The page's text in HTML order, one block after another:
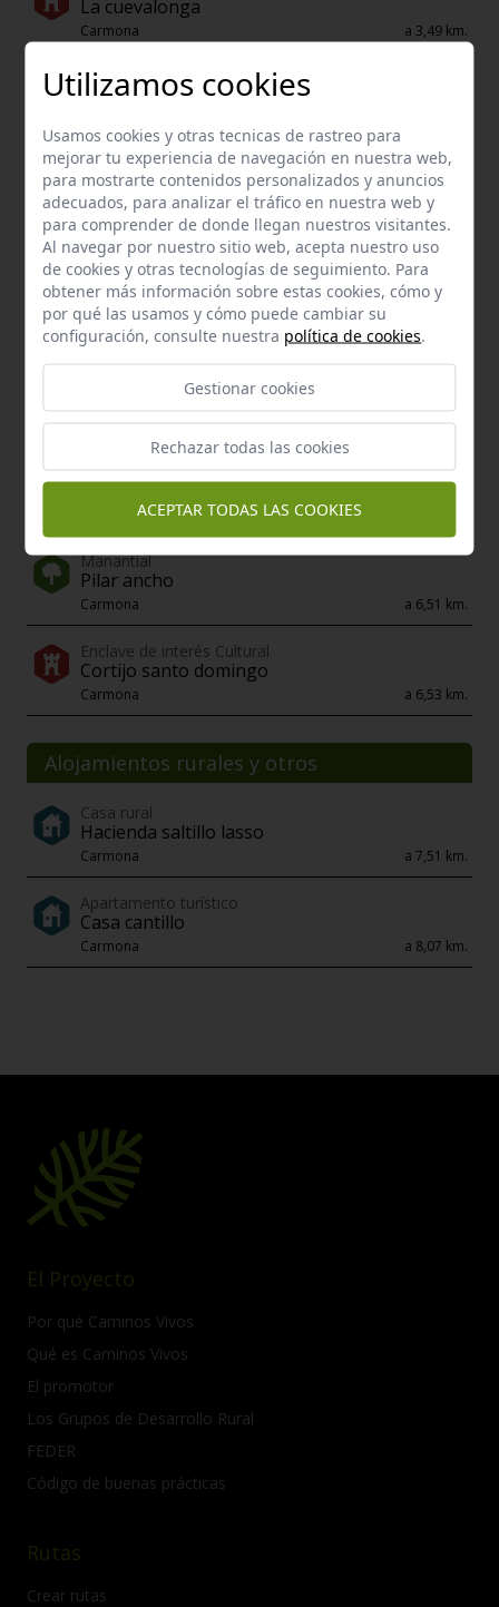
La cuevalonga
Carmona a 3,49 km.
Enclave de interés Cultural
Cortijo las cuarentas
Recursos de Interés natural
Laguna de santo domingo
Carmona a 6,51 km.
Manantial
Pilar ancho
Carmona a 6,51 km.
Enclave de interés Cultural
Cortijo santo domingo
Carmona a 6,53 km.
Alojamientos rurales y otros
Casa rural
Hacienda saltillo lasso
Carmona a 7,51 km.
Apartamento turístico
Casa cantillo
Carmona a 8,07 km.
El Proyecto
Por qué Caminos Vivos
Qué es Caminos Vivos
El promotor
Los Grupos de Desarrollo Rural
FEDER
Código de buenas prácticas
Rutas
Crear rutas
Utilizamos cookies
Usamos cookies y otras tecnicas de rastreo para
mejorar tu experiencia de navegación en nuestra web,
para mostrarte contenidos personalizados y anuncios
adecuados, para analizar el tráfico en nuestra web y
para comprender de donde llegan nuestros visitantes.
Al navegar por nuestro sitio web, acepta nuestro uso
de cookies y otras tecnologías de seguimiento. Para
obtener más información sobre estas cookies, cómo y
por qué las usamos y cómo puede cambiar su
configuración, consulte nuestra política de cookies.
Gestionar cookies
Rechazar todas las cookies
ACEPTAR TODAS LAS COOKIES